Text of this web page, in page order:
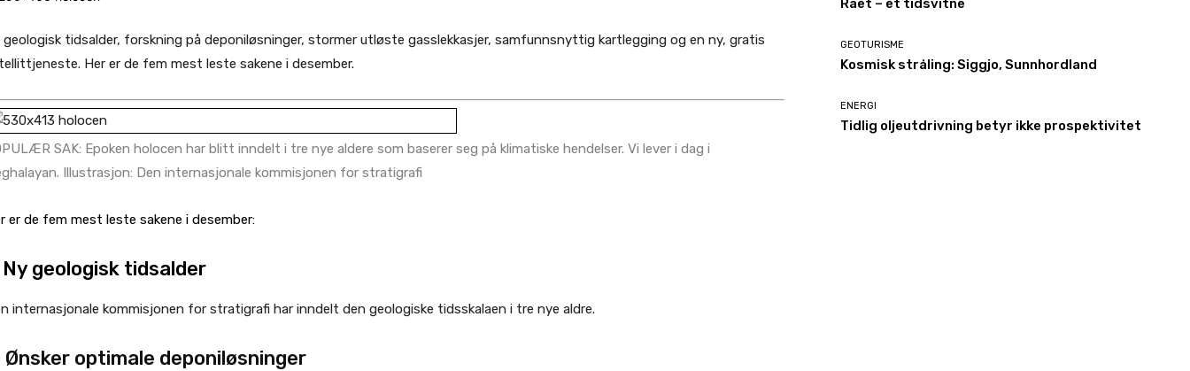
geologisk tidsalder, forskning på deponiløsninger, stormer utløste gasslekkasjer, samfunnsnyttig kartlegging og en ny, gratis
Her er de fem mest leste sakene i desember.
SAK: Epoken holocen har blitt inndelt i tre nye aldere som baserer seg på klimatiske hendelser. Vi lever i dag i
Illustrasjon: Den internasjonale kommisjonen for stratigrafi
er de fem mest leste sakene i desember:
Ny geologisk tidsalder
internasjonale kommisjonen for stratigrafi har inndelt den geologiske tidsskalaen i tre nye aldre.
Ønsker optimale deponiløsninger
Raet – et tidsvitne
GEOTURISME
Kosmisk stråling: Siggjo, Sunnhordland
ENERGI
Tidlig oljeutdrivning betyr ikke prospektivitet